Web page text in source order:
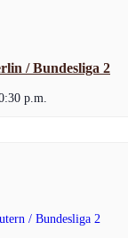
/ Bundesliga 2
p.m.